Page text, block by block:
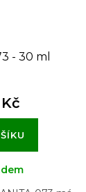
- 30 ml